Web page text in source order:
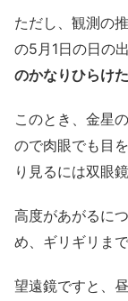
ただし、観測の
の5月1日の日の
のかなりひらけ
このとき、金星
ので肉眼でも目
り見るには双眼
高度があがるに
め、ギリギリま
望遠鏡ですと、